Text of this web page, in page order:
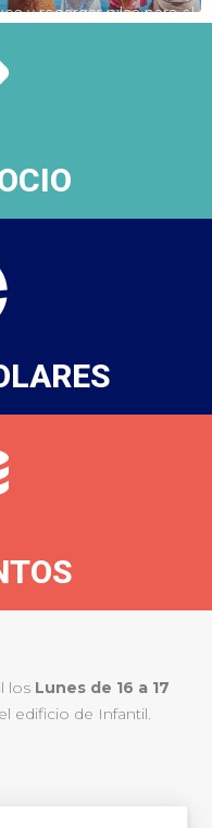
para el nuevo curso.
edificio de Infantil.